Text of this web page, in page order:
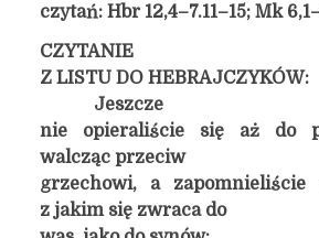
czytań: Hbr 12,4–7.11–15; Mk
CZYTANIE
Z LISTU DO HEBRAJCZYKÓW:
Jeszcze
nie opieraliście się aż do
walcząc przeciw
grzechowi, a zapomnieliście
z jakim się zwraca do